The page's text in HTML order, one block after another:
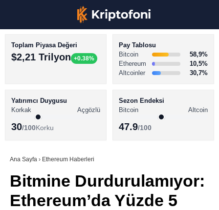
Youtube
TikTok
BİTCOİN HABERLERİ
ALTCOİN HABERLERİ
SÖZLÜK
Toplam Piyasa Değeri
$2,21 Trilyon +0.38%
Pay Tablosu
Bitcoin
58,9%
Ethereum
10,5%
Altcoinler
30,7%
Yatırımcı Duygusu
Korkak
Açgözlü
30/100Korku
Sezon Endeksi
Bitcoin
Altcoin
47.9/100
Ana Sayfa › Ethereum Haberleri
Bitmine Durdurulamıyor:
Ethereum’da Yüzde 5